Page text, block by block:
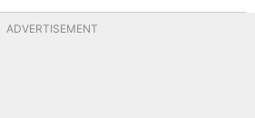
ADVERTISEMENT